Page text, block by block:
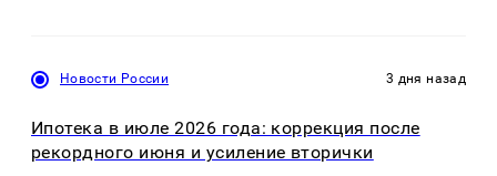
Новости России 3 дня назад
Ипотека в июле 2026 года: коррекция после
рекордного июня и усиление вторички